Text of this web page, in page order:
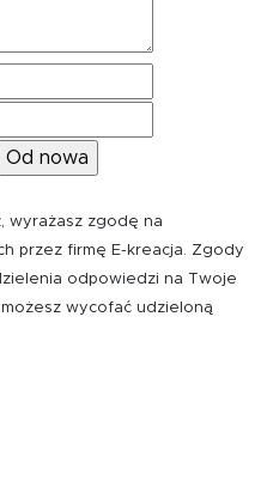
wyrażasz zgodę na
przez firmę E-kreacja. Zgody
odpowiedzi na Twoje
wycofać udzieloną